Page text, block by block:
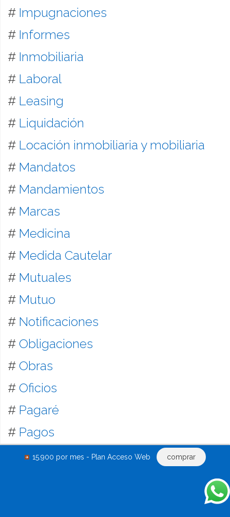
15.900 por mes - Plan Acceso Web comprar
# Impugnaciones
# Informes
# Inmobiliaria
# Laboral
# Leasing
# Liquidación
# Locación inmobiliaria y mobiliaria
# Mandatos
# Mandamientos
# Marcas
# Medicina
# Medida Cautelar
# Mutuales
# Mutuo
# Notificaciones
# Obligaciones
# Obras
# Oficios
# Pagaré
# Pagos
Plan de Ahorro